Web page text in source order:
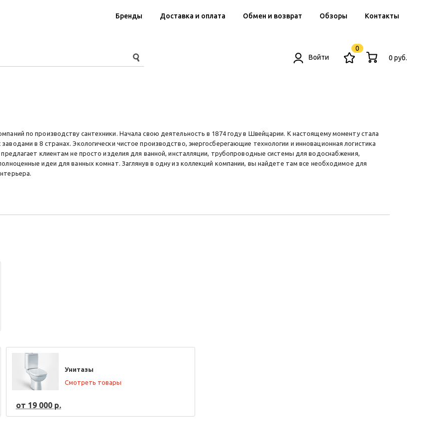
Бренды Доставка и оплата Обмен и возврат Обзоры Контакты
Войти
0
0 руб.
по производству сантехники. Начала свою деятельность в 1874 году в Швейцарии. К настоящему моменту стала
в 8 странах. Экологически чистое производство, энергосберегающие технологии и инновационная логистика
клиентам не просто изделия для ванной, инсталляции, трубопроводные системы для водоснабжения,
идеи для ванных комнат. Заглянув в одну из коллекций компании, вы найдете там все необходимое для
Унитазы
Смотреть товары
от 19 000 р.